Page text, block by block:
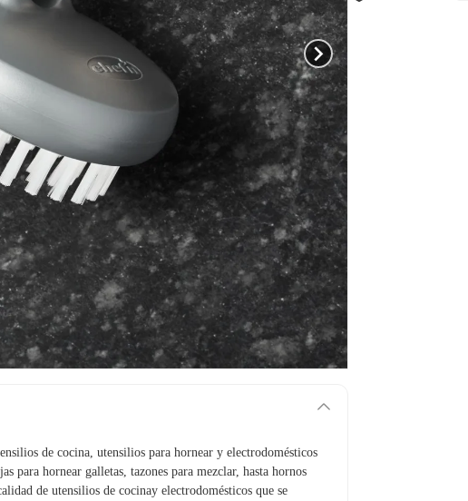
de cocina, utensilios para hornear y electrodomésticos
para hornear galletas, tazones para mezclar, hasta hornos
de utensilios de cocinay electrodomésticos que se